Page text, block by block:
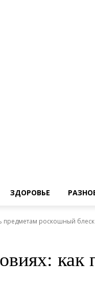
ЗДОРОВЬЕ
предметам роскошный блеск